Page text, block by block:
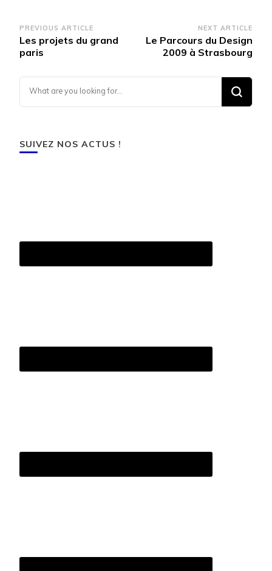
Post
Navigation
PREVIOUS ARTICLE
Les projets du grand
paris
NEXT ARTICLE
Le Parcours du Design
2009 à Strasbourg
SUIVEZ NOS ACTUS !